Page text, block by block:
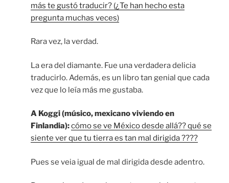
más te gustó traducir? (¿Te han hecho esta
pregunta muchas veces)
Rara vez, la verdad.
La era del diamante. Fue una verdadera delicia
traducirlo. Además, es un libro tan genial que cada
vez que lo leía más me gustaba.
A Koggi (músico, mexicano viviendo en
Finlandia):cómo se ve México desde allá?? qué se
siente ver que tu tierra es tan mal dirigida ????
Pues se veia igual de mal dirigida desde adentro.